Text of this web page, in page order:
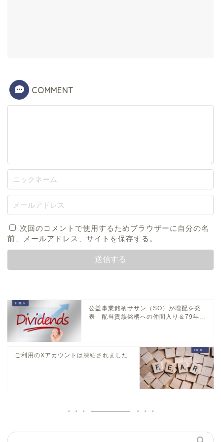
COMMENT
次回のコメントで使用するためブラウザーに自分の名
前、メールアドレス、サイトを保存する。
公益事業銘柄サザン（SO）が増配を発
表 配当貴族銘柄への仲間入り＆79年...
ご利用のXアカウントは凍結されました